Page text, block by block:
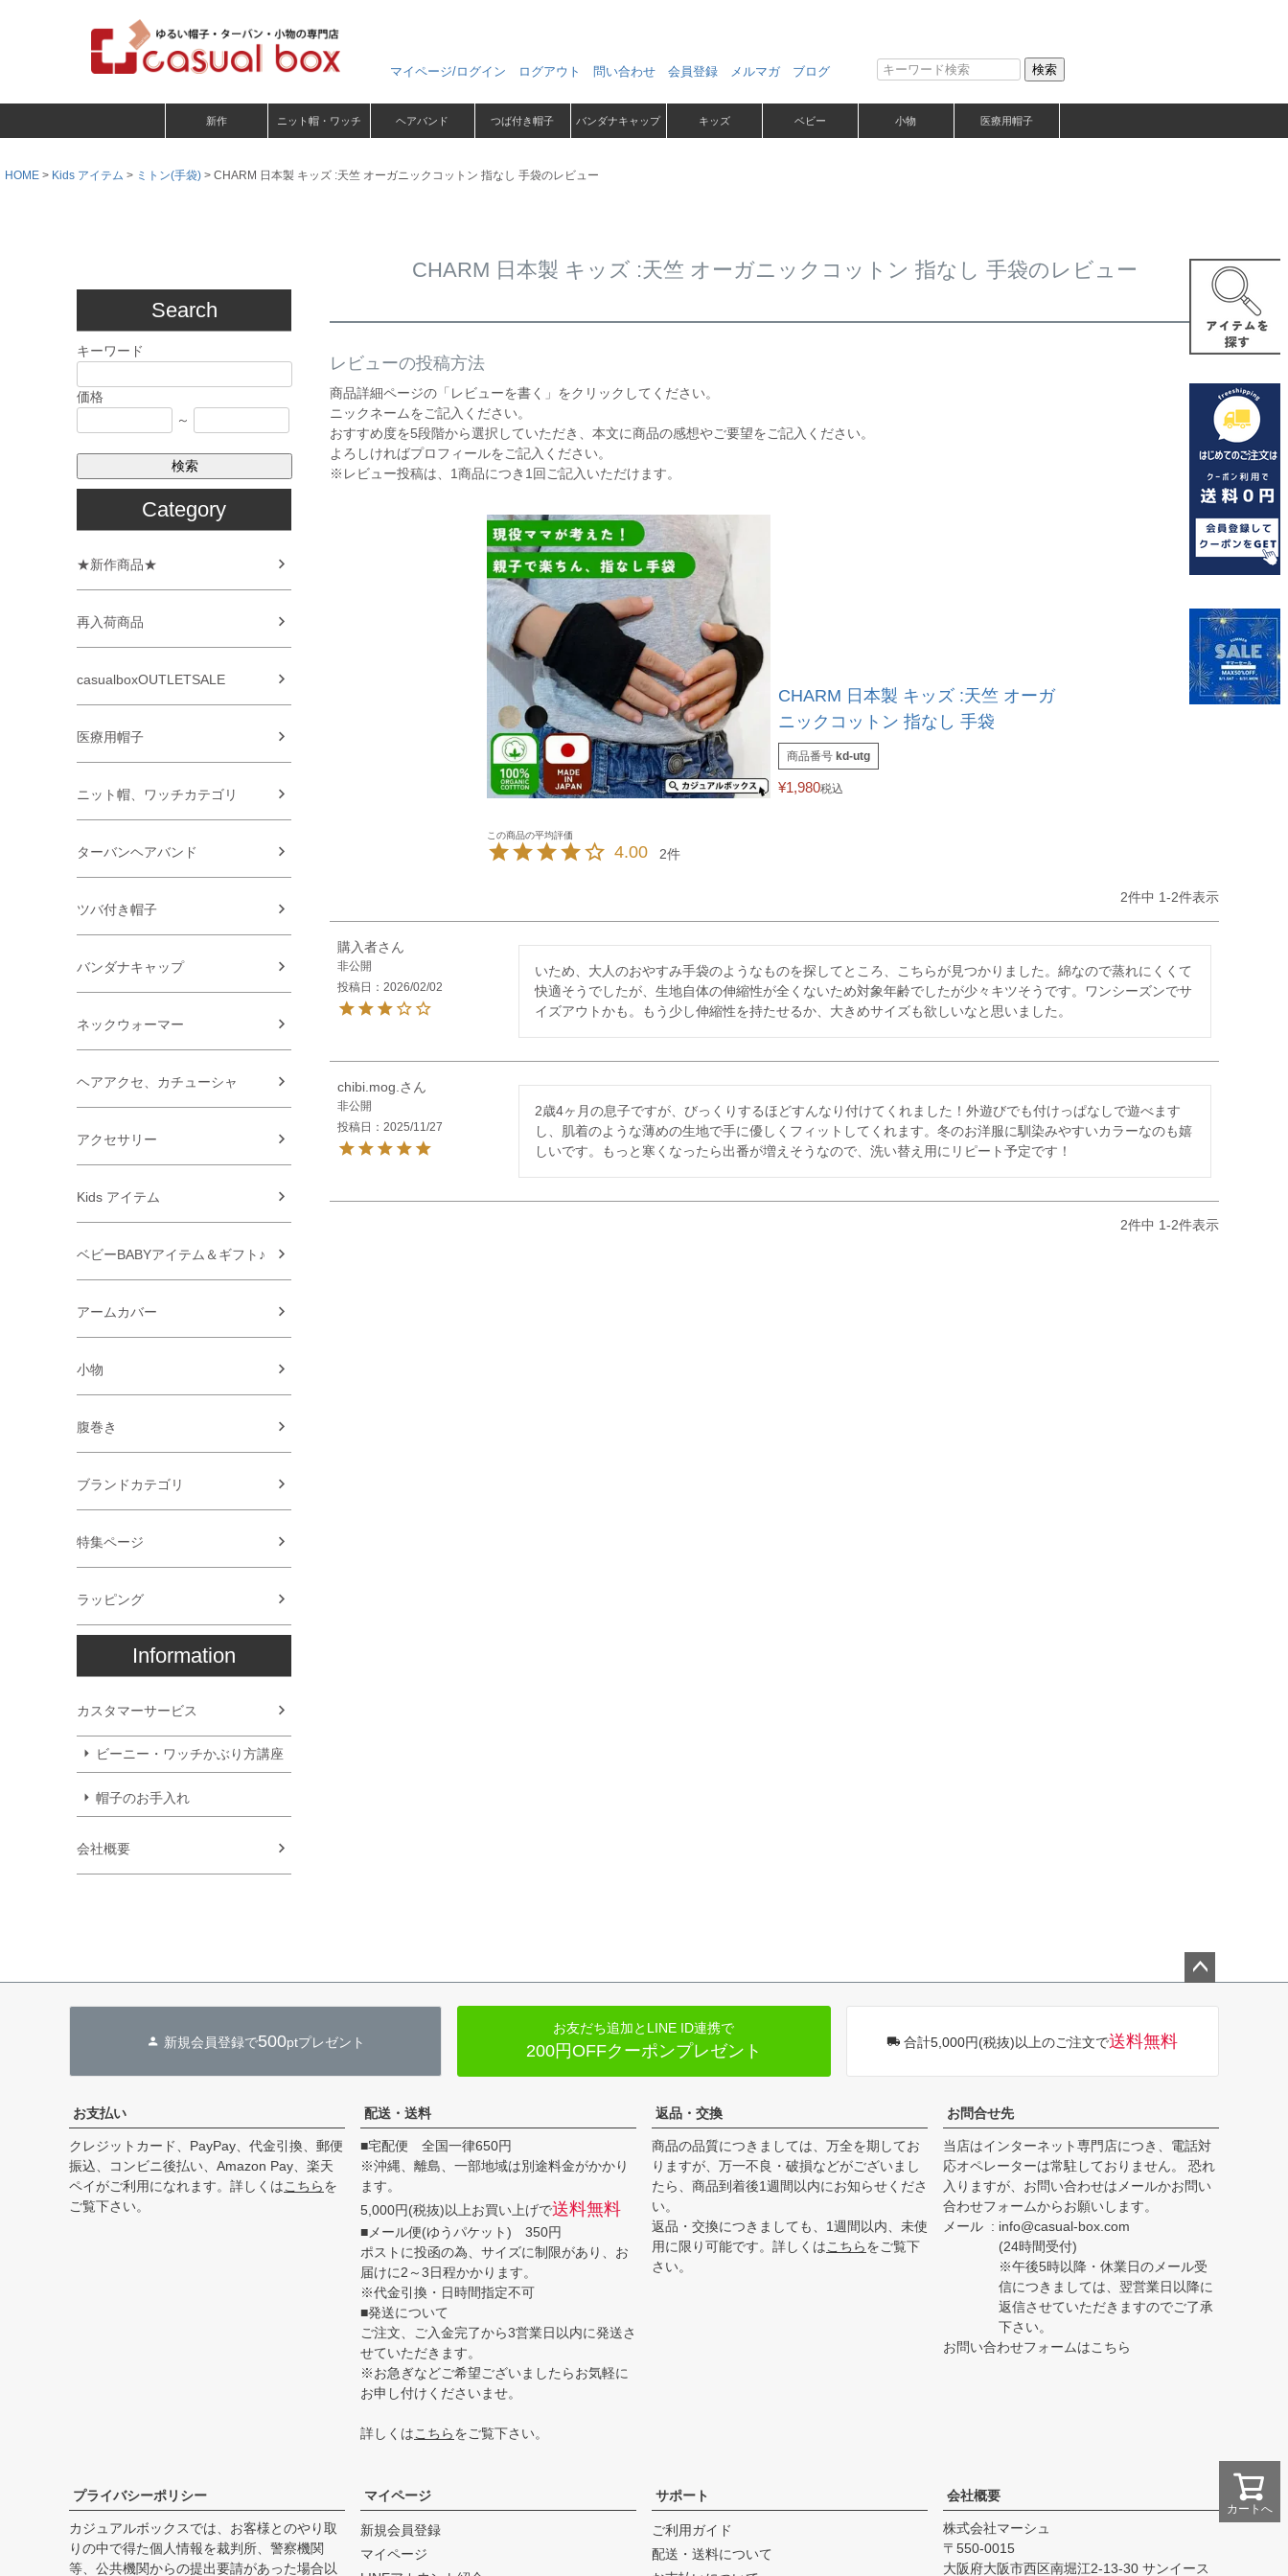
マイページ/ログイン ログアウト 問い合わせ 会員登録 メルマガ ブログ 検索
カートへ
新作 ニット帽・ワッチ ヘアバンド つば付き帽子 バンダナキャップ キッズ ベビー 小物 医療用帽子
HOME Kids アイテム ミトン(手袋) CHARM 日本製 キッズ :天竺 オーガニックコットン 指なし 手袋のレビュー
Search
キーワード
価格
～
検索
Category
★新作商品★
再入荷商品
casualboxOUTLETSALE
医療用帽子
ニット帽、ワッチカテゴリ
ターバンヘアバンド
ツバ付き帽子
バンダナキャップ
ネックウォーマー
ヘアアクセ、カチューシャ
アクセサリー
Kids アイテム
ベビーBABYアイテム＆ギフト♪
アームカバー
小物
腹巻き
ブランドカテゴリ
特集ページ
ラッピング
Information
カスタマーサービス
ビーニー・ワッチかぶり方講座
帽子のお手入れ
会社概要
CHARM 日本製 キッズ :天竺 オーガニックコットン 指なし 手袋のレビュー
レビューの投稿方法
商品詳細ページの「レビューを書く」をクリックしてください。
ニックネームをご記入ください。
おすすめ度を5段階から選択していただき、本文に商品の感想やご要望をご記入ください。
よろしければプロフィールをご記入ください。
※レビュー投稿は、1商品につき1回ご記入いただけます。
CHARM 日本製 キッズ :天竺 オーガ
ニックコットン 指なし 手袋
商品番号 kd-utg
¥1,980税込
4.00 2
2件中 1-2件表示
購入者
非公開
投稿日
2026/02/02
いため、大人のおやすみ手袋のようなものを探してところ、こちらが見つかりました。綿なので蒸れにくくて
快適そうでしたが、生地自体の伸縮性が全くないため対象年齢でしたが少々キツそうです。ワンシーズンでサ
イズアウトかも。もう少し伸縮性を持たせるか、大きめサイズも欲しいなと思いました。
chibi.mog.
非公開
投稿日
2025/11/27
2歳4ヶ月の息子ですが、びっくりするほどすんなり付けてくれました！外遊びでも付けっぱなしで遊べます
し、肌着のような薄めの生地で手に優しくフィットしてくれます。冬のお洋服に馴染みやすいカラーなのも嬉
しいです。もっと寒くなったら出番が増えそうなので、洗い替え用にリピート予定です！
2件中 1-2件表示
新規会員登録で500ptプレゼント
お友だち追加とLINE ID連携で
200円OFFクーポンプレゼント 合計5,000円(税抜)以上のご注文で送料無料
お支払い
クレジットカード、PayPay、代金引換、郵便
振込、コンビニ後払い、Amazon Pay、楽天
ペイがご利用になれます。詳しくはこちらを
ご覧下さい。
配送・送料
■宅配便 全国一律650円
※沖縄、離島、一部地域は別途料金がかかり
ます。
5,000円(税抜)以上お買い上げで送料無料
■メール便(ゆうパケット) 350円
ポストに投函の為、サイズに制限があり、お
届けに2～3日程かかります。
※代金引換・日時間指定不可
■発送について
ご注文、ご入金完了から3営業日以内に発送さ
せていただきます。
※お急ぎなどご希望ございましたらお気軽に
お申し付けくださいませ。
詳しくはこちらをご覧下さい。
返品・交換
商品の品質につきましては、万全を期してお
りますが、万一不良・破損などがございまし
たら、商品到着後1週間以内にお知らせくださ
い。
返品・交換につきましても、1週間以内、未使
用に限り可能です。詳しくはこちらをご覧下
さい。
お問合せ先
当店はインターネット専門店につき、電話対
応オペレーターは常駐しておりません。 恐れ
入りますが、お問い合わせはメールかお問い
合わせフォームからお願いします。
メール
info@casual-box.com
(24時間受付)
※午後5時以降・休業日のメール受
信につきましては、翌営業日以降に
返信させていただきますのでご了承
下さい。
お問い合わせフォームはこちら
プライバシーポリシー
カジュアルボックスでは、お客様とのやり取
りの中で得た個人情報を裁判所、警察機関
等、公共機関からの提出要請があった場合以
マイページ
新規会員登録
マイページ
サポート
ご利用ガイド
配送・送料について
会社概要
株式会社マーシュ
550-0015
大阪府大阪市西区南堀江2-13-30 サンイース